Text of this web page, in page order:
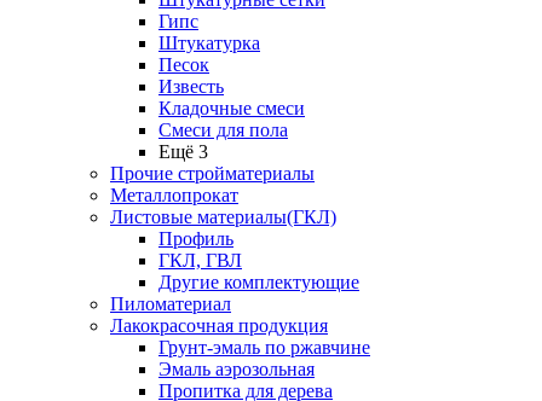
Гипс
Штукатурка
Песок
Известь
Кладочные смеси
Смеси для пола
Ещё 3
Прочие стройматериалы
Металлопрокат
Листовые материалы(ГКЛ)
Профиль
ГКЛ, ГВЛ
Другие комплектующие
Пиломатериал
Лакокрасочная продукция
Грунт-эмаль по ржавчине
Эмаль аэрозольная
Пропитка для дерева